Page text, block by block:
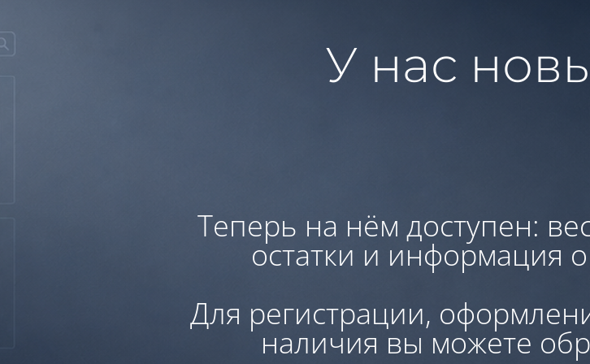
У нас
Теперь на нём доступен:
остатки и информация
Для регистрации,
наличия вы можете